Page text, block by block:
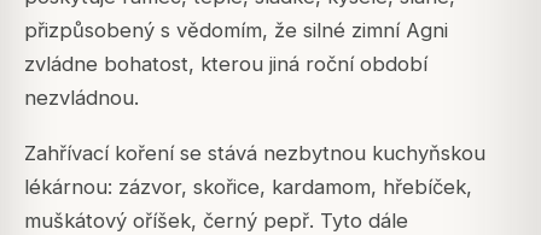
přizpůsobený s vědomím, že silné zimní Agni
zvládne bohatost, kterou jiná roční období
nezvládnou.
Zahřívací koření se stává nezbytnou kuchyňskou
lékárnou: zázvor, skořice, kardamom, hřebíček,
muškátový oříšek, černý pepř. Tyto dále